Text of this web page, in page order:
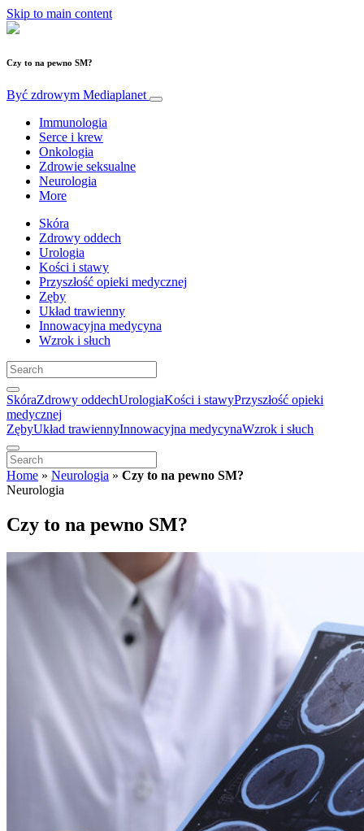
Skip to main content
Czy to na pewno SM?
Być zdrowym Mediaplanet
Immunologia
Serce i krew
Onkologia
Zdrowie seksualne
Neurologia
More
Skóra
Zdrowy oddech
Urologia
Kości i stawy
Przyszłość opieki medycznej
Zęby
Układ trawienny
Innowacyjna medycyna
Wzrok i słuch
SkóraZdrowy oddechUrologiaKości i stawyPrzyszłość opieki
medycznej
ZębyUkład trawiennyInnowacyjna medycynaWzrok i słuch
Home » Neurologia » Czy to na pewno SM?
Neurologia
Czy to na pewno SM?